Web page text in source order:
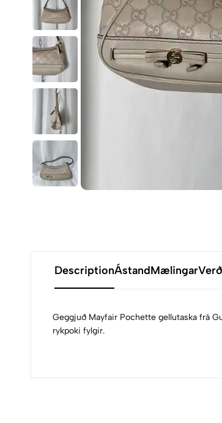
DescriptionÁstandMælingar
Geggjuð Mayfair Pochette gellutaska frá
rykpoki fylgir.